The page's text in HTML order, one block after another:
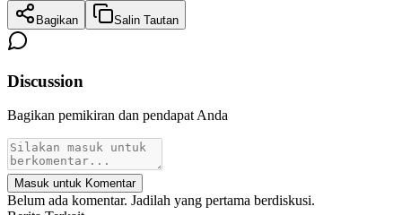
Bagikan Salin Tautan
Discussion
Bagikan pemikiran dan pendapat Anda
Masuk untuk Komentar
Belum ada komentar. Jadilah yang pertama berdiskusi.